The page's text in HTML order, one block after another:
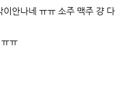
안나네 ㅠㅠ 소주 맥주 걍 다
ㅠ